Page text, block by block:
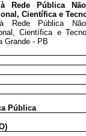
Rede Pública
Científica e
Rede Pública
Científica e
Grande - PB
Pública